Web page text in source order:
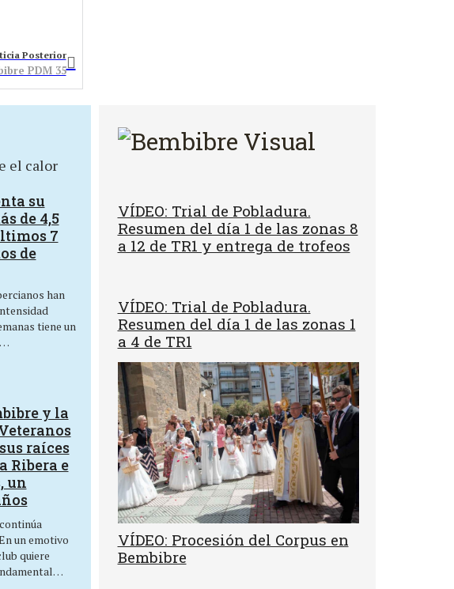
Posterior
PDM 35
su
de 4,5
7
de
han
tiene un
y la
raíces
Ribera e
un
un emotivo
quiere
VÍDEO: Trial de Pobladura.
Resumen del día 1 de las zonas 8
a 12 de TR1 y entrega de trofeos
VÍDEO: Trial de Pobladura.
Resumen del día 1 de las zonas 1
a 4 de TR1
VÍDEO: Procesión del Corpus en
Bembibre